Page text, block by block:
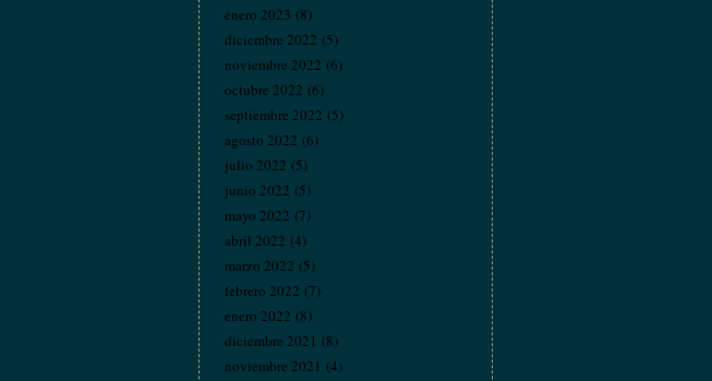
enero 2023 (8)
diciembre 2022 (5)
noviembre 2022 (6)
octubre 2022 (6)
septiembre 2022 (5)
agosto 2022 (6)
julio 2022 (5)
junio 2022 (5)
mayo 2022 (7)
abril 2022 (4)
marzo 2022 (5)
febrero 2022 (7)
enero 2022 (8)
diciembre 2021 (8)
noviembre 2021 (4)